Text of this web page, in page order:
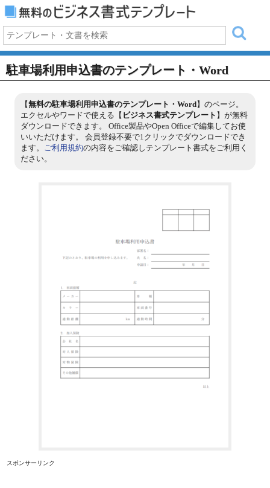
駐車場利用申込書のテンプレート・Word
【無料の駐車場利用申込書のテンプレート・Word】のページ。
エクセルやワードで使える【 ビジネス書式テンプレート 】が無料
ダウンロードできます。 Office製品やOpen Officeで編集してお使
いいただけます。 会員登録不要で1クリックでダウンロードでき
ます。 ご利用規約の内容をご確認しテンプレート書式をご利用く
ださい。
スポンサーリンク